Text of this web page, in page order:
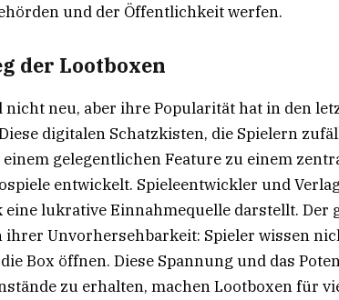
und der Öffentlichkeit werfen.
der Lootboxen
nicht neu, aber ihre Popularität hat in den
digitalen Schatzkisten, die Spielern
gelegentlichen Feature zu einem
entwickelt. Spieleentwickler und
eine lukrative Einnahmequelle darstellt. Der
Unvorhersehbarkeit: Spieler wissen
Box öffnen. Diese Spannung und das
zu erhalten, machen Lootboxen für